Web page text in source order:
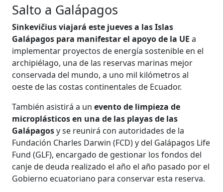
Salto a Galápagos
Sinkevičius viajará este jueves a las Islas
Galápagos para manifestar el apoyo de la UEa
implementar proyectos de energía sostenible en el
archipiélago, una de las reservas marinas mejor
conservada del mundo, a uno mil kilómetros al
oeste de las costas continentales de Ecuador.
También asistirá a unevento de limpieza de
microplásticos en una de las playas de las
Galápagosy se reunirá con autoridades de la
Fundación Charles Darwin (FCD) y del Galápagos Life
Fund (GLF), encargado de gestionar los fondos del
canje de deuda realizado el año el año pasado por el
Gobierno ecuatoriano para conservar esta reserva.